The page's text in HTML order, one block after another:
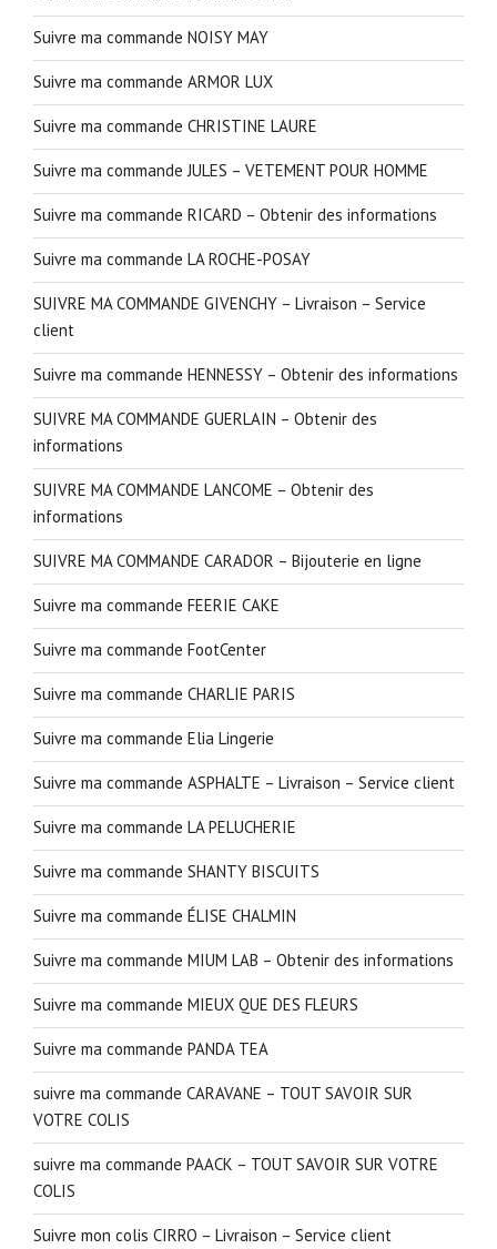
Suivre ma commande NOISY MAY
Suivre ma commande ARMOR LUX
Suivre ma commande CHRISTINE LAURE
Suivre ma commande JULES – VETEMENT POUR HOMME
Suivre ma commande RICARD – Obtenir des informations
Suivre ma commande LA ROCHE-POSAY
SUIVRE MA COMMANDE GIVENCHY – Livraison – Service
client
Suivre ma commande HENNESSY – Obtenir des informations
SUIVRE MA COMMANDE GUERLAIN – Obtenir des
informations
SUIVRE MA COMMANDE LANCOME – Obtenir des
informations
SUIVRE MA COMMANDE CARADOR – Bijouterie en ligne
Suivre ma commande FEERIE CAKE
Suivre ma commande FootCenter
Suivre ma commande CHARLIE PARIS
Suivre ma commande Elia Lingerie
Suivre ma commande ASPHALTE – Livraison – Service client
Suivre ma commande LA PELUCHERIE
Suivre ma commande SHANTY BISCUITS
Suivre ma commande ÉLISE CHALMIN
Suivre ma commande MIUM LAB – Obtenir des informations
Suivre ma commande MIEUX QUE DES FLEURS
Suivre ma commande PANDA TEA
suivre ma commande CARAVANE – TOUT SAVOIR SUR
VOTRE COLIS
suivre ma commande PAACK – TOUT SAVOIR SUR VOTRE
COLIS
Suivre mon colis CIRRO – Livraison – Service client